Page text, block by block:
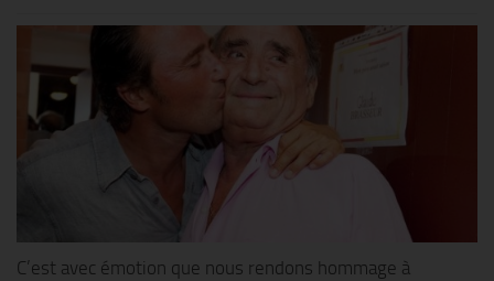
C’est avec émotion que nous rendons hommage à